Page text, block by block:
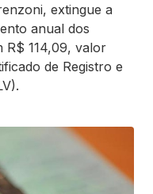
extingue a
anual dos
R$ 114,09, valor
de Registro e